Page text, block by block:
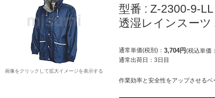
画像をクリックして拡大イメージを表示する
型番 : Z-2300-9-LL
透湿レインスーツ
通常単価(税別) 3,704円 税込単価
通常出荷日： 3日目
作業効率と安全性をアップさせる